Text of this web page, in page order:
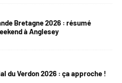
Bretagne 2026 : résumé
à Anglesey
du Verdon 2026 : ça approche !